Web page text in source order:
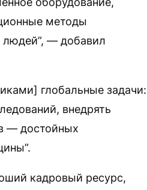
методы
людей”, — добавил
глобальные задачи:
внедрять
— достойных
кадровый ресурс,